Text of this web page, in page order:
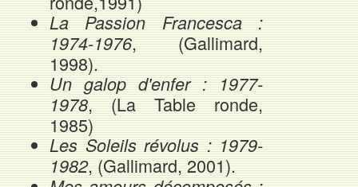
La Passion Francesca :
1974-1976, (Gallimard,
1998).
Un galop d'enfer : 1977-
1978, (La Table ronde,
1985)
Les Soleils révolus : 1979-
1982, (Gallimard, 2001).